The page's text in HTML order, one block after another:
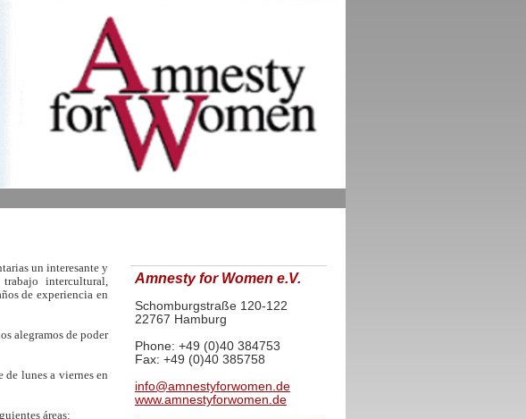
un interesante y
intercultural,
de experiencia en
alegramos de poder
de lunes a viernes en
áreas:
Amnesty for Women e.V.
Schomburgstraße 120-122
22767 Hamburg
Phone: +49 (0)40 384753
Fax: +49 (0)40 385758
info@amnestyforwomen.de
www.amnestyforwomen.de